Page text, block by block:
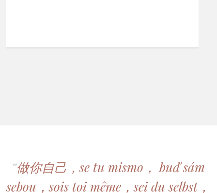
“做你自己，se tu mismo， buď sám
sebou，sois toi même，sei du selbst，